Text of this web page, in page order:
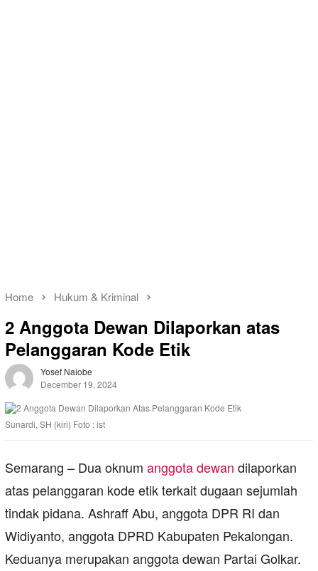
Home Hukum & Kriminal
2 Anggota Dewan Dilaporkan atas
Pelanggaran Kode Etik
Yosef Naiobe
December 19, 2024
Sunardi, SH (kiri) Foto : ist
Semarang – Dua oknum anggota dewan dilaporkan
atas pelanggaran kode etik terkait dugaan sejumlah
tindak pidana. Ashraff Abu, anggota DPR RI dan
Widiyanto, anggota DPRD Kabupaten Pekalongan.
Keduanya merupakan anggota dewan Partai Golkar.